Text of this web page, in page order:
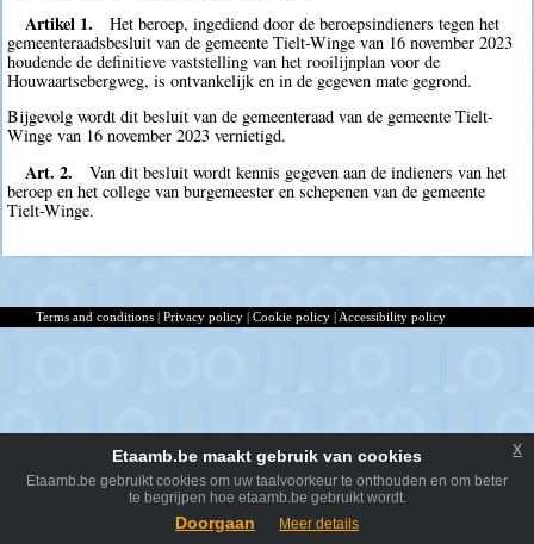
Artikel 1.
Het beroep, ingediend door de beroepsindieners tegen het
gemeenteraadsbesluit van de gemeente Tielt-Winge van 16 november 2023
houdende de definitieve vaststelling van het rooilijnplan voor de
Houwaartsebergweg, is ontvankelijk en in de gegeven mate gegrond.
Bijgevolg wordt dit besluit van de gemeenteraad van de gemeente Tielt-
Winge van 16 november 2023 vernietigd.
Art. 2.
Van dit besluit wordt kennis gegeven aan de indieners van het
beroep en het college van burgemeester en schepenen van de gemeente
Tielt-Winge.
Terms and conditions | Privacy policy | Cookie policy | Accessibility policy
Etaamb.be maakt gebruik van cookies
Etaamb.be gebruikt cookies om uw taalvoorkeur te onthouden en om beter
te begrijpen hoe etaamb.be gebruikt wordt.
Doorgaan Meer details
x